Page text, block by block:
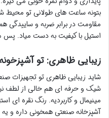
بتونه ساعت های طولانی تو محیط
مقاومت در برابر ضربه و ساییدگی
استیل با کیفیت به دست میاد.
زیبایی ظاهری: تو
شاید زیبایی ظاهری تو تجهیزات
مینیمال و کاربردیه. رنگ نقره ای
آشپزخانه صنعتی همخونی داره و